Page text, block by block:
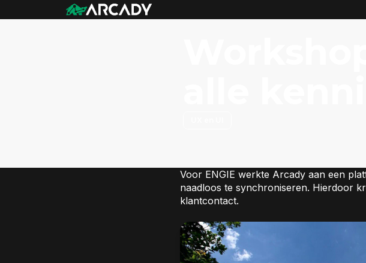
Voor ENGIE werkte Arcady aan een
naadloos te synchroniseren. Hierdoor
klantcontact.